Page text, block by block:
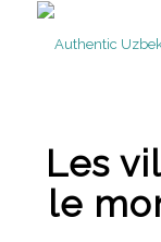
Les
le